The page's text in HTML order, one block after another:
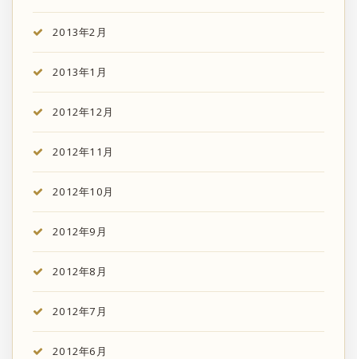
2013年2月
2013年1月
2012年12月
2012年11月
2012年10月
2012年9月
2012年8月
2012年7月
2012年6月